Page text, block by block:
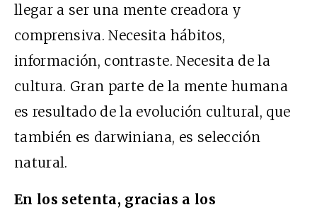
llegar a ser una mente creadora y
comprensiva. Necesita hábitos,
información, contraste. Necesita de la
cultura. Gran parte de la mente humana
es resultado de la evolución cultural, que
también es darwiniana, es selección
natural.
En los setenta, gracias a los